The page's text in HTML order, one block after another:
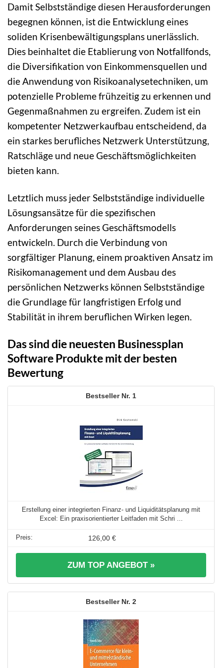
Damit Selbstständige diesen Herausforderungen
begegnen können, ist die Entwicklung eines
soliden Krisenbewältigungsplans unerlässlich.
Dies beinhaltet die Etablierung von Notfallfonds,
die Diversifikation von Einkommensquellen und
die Anwendung von Risikoanalysetechniken, um
potenzielle Probleme frühzeitig zu erkennen und
Gegenmaßnahmen zu ergreifen. Zudem ist ein
kompetenter Netzwerkaufbau entscheidend, da
ein starkes berufliches Netzwerk Unterstützung,
Ratschläge und neue Geschäftsmöglichkeiten
bieten kann.
Letztlich muss jeder Selbstständige individuelle
Lösungsansätze für die spezifischen
Anforderungen seines Geschäftsmodells
entwickeln. Durch die Verbindung von
sorgfältiger Planung, einem proaktiven Ansatz im
Risikomanagement und dem Ausbau des
persönlichen Netzwerks können Selbstständige
die Grundlage für langfristigen Erfolg und
Stabilität in ihrem beruflichen Wirken legen.
Das sind die neuesten Businessplan
Software Produkte mit der besten
Bewertung
1
Erstellung einer integrierten Finanz- und Liquiditätsplanung mit
Excel: Ein praxisorientierter Leitfaden mit Schri ...
126,00 €
ZUM TOP ANGEBOT »
2